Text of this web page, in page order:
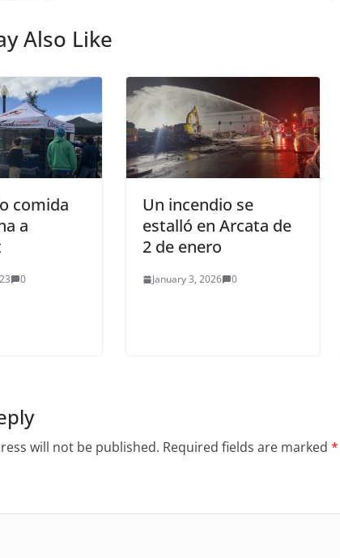
Also Like
comida
a
0
Un incendio se
estalló en Arcata de
2 de enero
January 3, 2026 0
will not be published. Required fields are marked *